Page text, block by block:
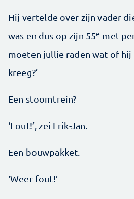
Hij vertelde over zijn vader
was en dus op zijn 55e met
moeten jullie raden wat of hij
kreeg?’
Een stoomtrein?
‘Fout!’, zei Erik-Jan.
Een bouwpakket.
‘Weer fout!’